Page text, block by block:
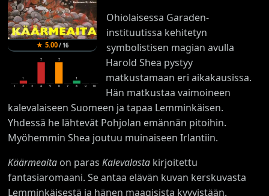
★5.00/16
1
1
2
3
7
4 5
7
6 7
1
8
9 10
Ohiolaisessa Garaden-
instituutissa kehitetyn
symbolistisen magian avulla
Harold Shea pystyy
matkustamaan eri aikakausissa.
Hän matkustaa vaimoineen
kalevalaiseen Suomeen ja tapaa Lemminkäisen.
Yhdessä he lähtevät Pohjolan emännän pitoihin.
Myöhemmin Shea joutuu muinaiseen Irlantiin.
Käärmeaita on parasKalevalasta kirjoitettu
fantasiaromaani. Se antaa elävän kuvan kerskuvasta
Lemminkäisestä ja hänen maagisista kyvyistään.